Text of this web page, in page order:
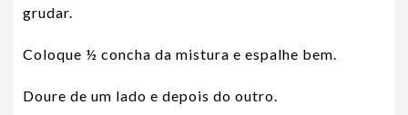
grudar.
Coloque ½ concha da mistura e espalhe bem.
Doure de um lado e depois do outro.